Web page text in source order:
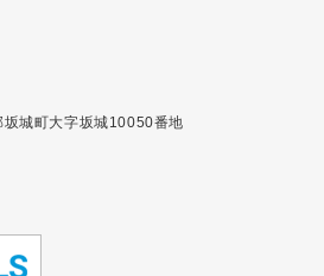
城町大字坂城10050番地